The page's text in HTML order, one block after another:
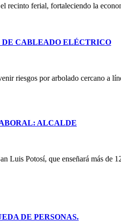
recinto ferial, fortaleciendo la
DE CABLEADO ELÉCTRICO
riesgos por arbolado cercano a
ALCALDE
Luis Potosí, que enseñará más de
DE PERSONAS.